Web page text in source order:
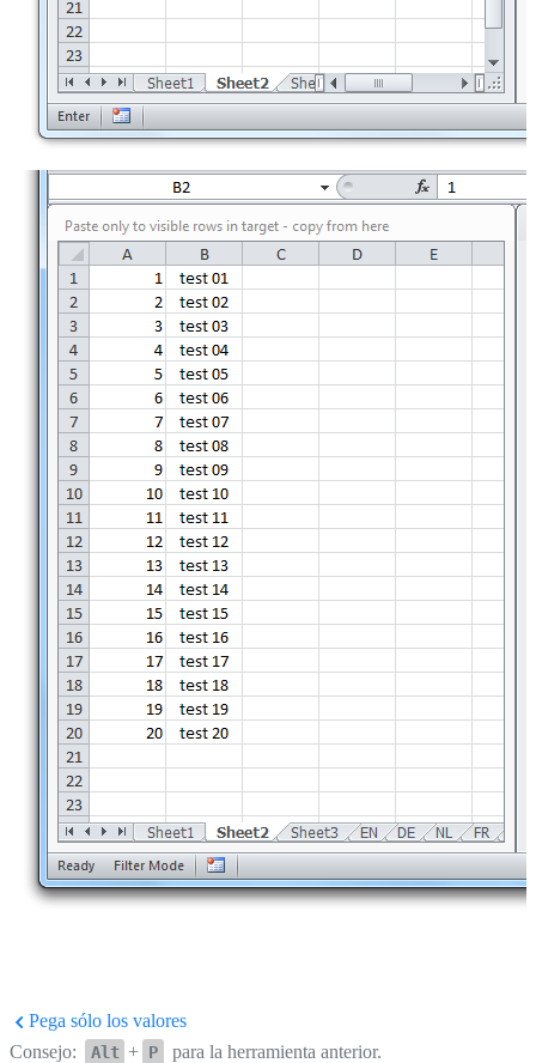
Pega sólo los valores
Consejo:
Alt + P para la herramienta anterior.